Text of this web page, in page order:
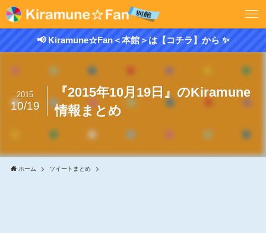
📢 Kiramune☆Fan＜本館＞は【コチラ】から ✨
『2015年10月19日』のKiramune
情報まとめ
2015
10/19
ホーム ツイートまとめ